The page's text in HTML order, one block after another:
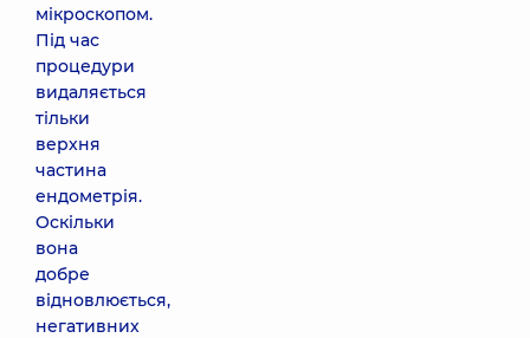
мікроскопом.
Під час
процедури
видаляється
тільки
верхня
частина
ендометрія.
Оскільки
вона
добре
відновлюється,
негативних